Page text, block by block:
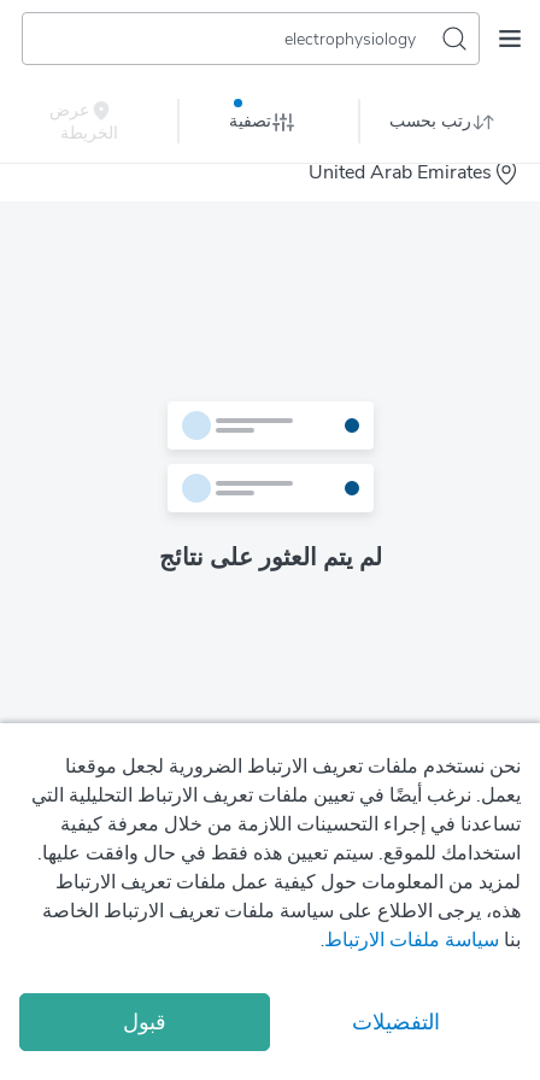
electrophysiology
رتب بحسب تصفية
عرض
الخريطة
United Arab Emirates
لم يتم العثور على نتائج
2026 Okadoc Technologies FZ-LLC
سياسة الخصوصية
شروط الاستخدام
سياسة ملفات تعريف الارتباط
نحن نستخدم ملفات تعريف الارتباط الضرورية لجعل موقعنا
يعمل. نرغب أيضًا في تعيين ملفات تعريف الارتباط التحليلية التي
تساعدنا في إجراء التحسينات اللازمة من خلال معرفة كيفية
استخدامك للموقع. سيتم تعيين هذه فقط في حال وافقت عليها.
لمزيد من المعلومات حول كيفية عمل ملفات تعريف الارتباط
هذه، يرجى الاطلاع على سياسة ملفات تعريف الارتباط الخاصة
بنا سياسة ملفات الارتباط.
التفضيلات قبول